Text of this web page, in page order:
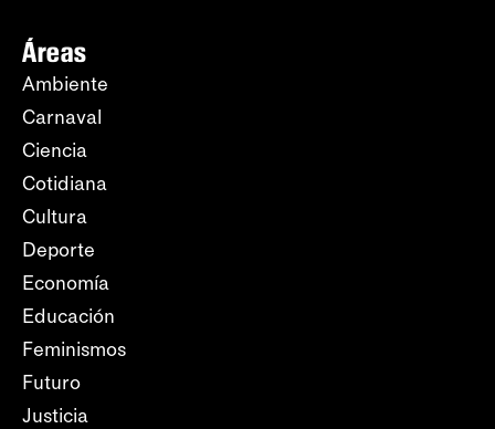
Áreas
Ambiente
Carnaval
Ciencia
Cotidiana
Cultura
Deporte
Economía
Educación
Feminismos
Futuro
Justicia